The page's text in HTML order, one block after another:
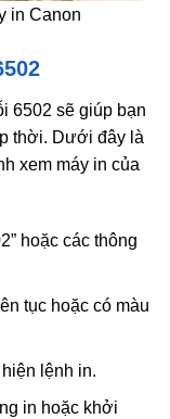
in Canon
6502 sẽ giúp bạn
thời. Dưới đây là
xem máy in của
hoặc các thông
tục hoặc có màu
lệnh in.
in hoặc khởi